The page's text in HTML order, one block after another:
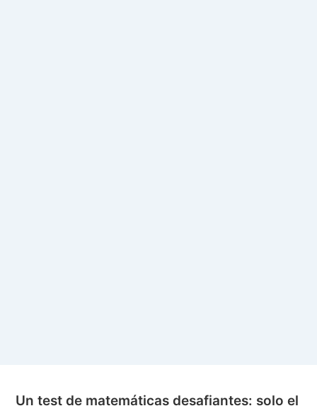
Un test de matemáticas desafiantes: solo el